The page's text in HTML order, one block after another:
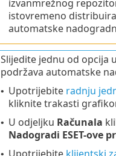
izvanmrežnog
istovremeno
automatske
Slijedite jednu od opcija
podržava automatske
• Upotrijebite radnju
kliknite trakasti
• U odjeljku Računala
Nadogradi ESET-ove
•